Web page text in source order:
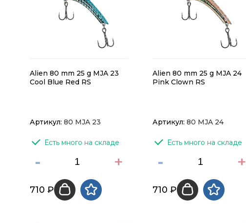
Alien 80 mm 25 g MJA 23
Cool Blue Red RS
Артикул: 80 MJA 23
Есть много на складе
- +
710 ₽
Alien 80 mm 25 g MJA 24
Pink Clown RS
Артикул: 80 MJA 24
Есть много на складе
- +
710 ₽